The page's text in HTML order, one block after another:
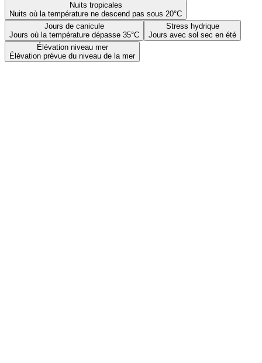
Nuits tropicales
Nuits où la température ne descend pas sous 20°C
Jours de canicule
Jours où la température dépasse 35°C
Stress hydrique
Jours avec sol sec en été
Élévation niveau mer
Élévation prévue du niveau de la mer